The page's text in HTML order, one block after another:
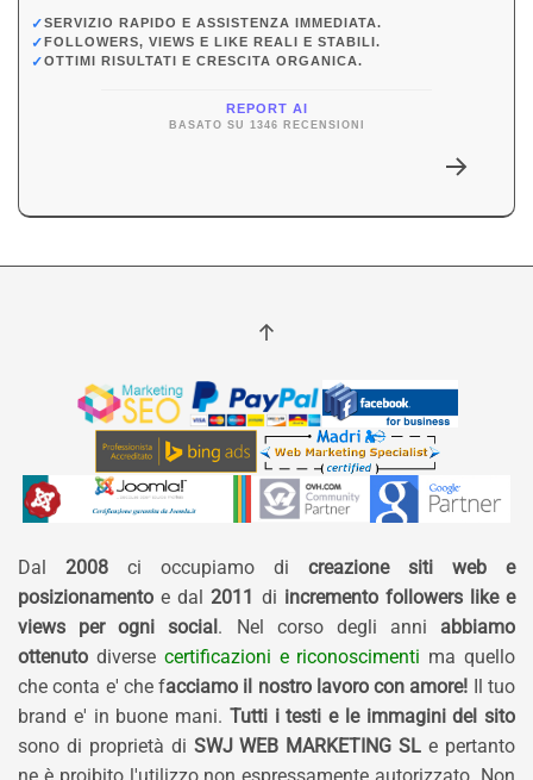
✓SERVIZIO RAPIDO E ASSISTENZA IMMEDIATA.
✓FOLLOWERS, VIEWS E LIKE REALI E STABILI.
✓OTTIMI RISULTATI E CRESCITA ORGANICA.
REPORT AI
BASATO SU 1346 RECENSIONI
Dal 2008 ci occupiamo di creazione siti web e
posizionamento e dal 2011 di incremento followers like e
views per ogni social. Nel corso degli anni abbiamo
ottenuto diverse certificazioni e riconoscimenti ma quello
che conta e' che facciamo il nostro lavoro con amore! Il tuo
brand e' in buone mani. Tutti i testi e le immagini del sito
sono di proprietà di SWJ WEB MARKETING SL e pertanto